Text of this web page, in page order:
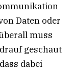
Daten oder
muss
geschaut
dabei